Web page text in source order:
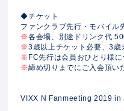
◆チケット
ファンクラブ先行・モバイ
※各会場、別途ドリンク代
※3歳以上チケット必要、3歳
※ FC先行は会員おひとり様
※締め切りまでにご入会頂い
VIXX N Fanmeeting 2019in